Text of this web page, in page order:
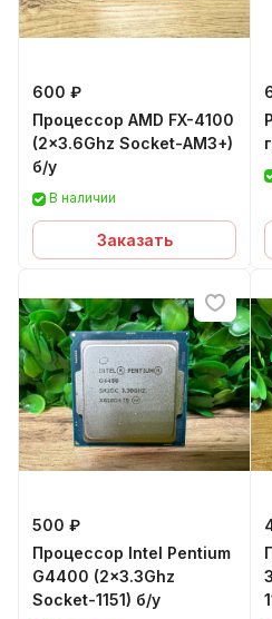
600 ₽
Процессор AMD FX-4100
(2x3.6Ghz Socket-AM3+)
б/у
В наличии
Заказать
500 ₽
Процессор Intel Pentium
G4400 (2x3.3Ghz
Socket-1151) б/у